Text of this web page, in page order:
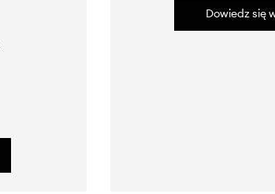
Dowiedz się